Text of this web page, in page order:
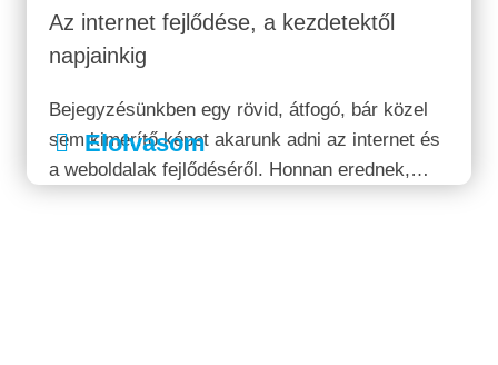
Az internet fejlődése, a kezdetektől
napjainkig
Bejegyzésünkben egy rövid, átfogó, bár közel
sem kimerítő képet akarunk adni az internet és
a weboldalak fejlődéséről. Honnan erednek,
Elolvasom